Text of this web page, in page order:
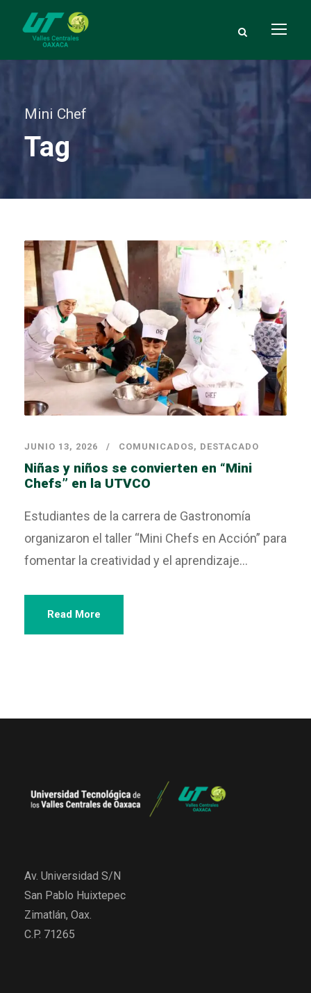
Mini Chef
Tag
JUNIO 13, 2026 COMUNICADOS, DESTACADO
Niñas y niños se convierten en “Mini
Chefs” en la UTVCO
Estudiantes de la carrera de Gastronomía
organizaron el taller “Mini Chefs en Acción” para
fomentar la creatividad y el aprendizaje...
Read More
Av. Universidad S/N
San Pablo Huixtepec
Zimatlán, Oax.
C.P. 71265